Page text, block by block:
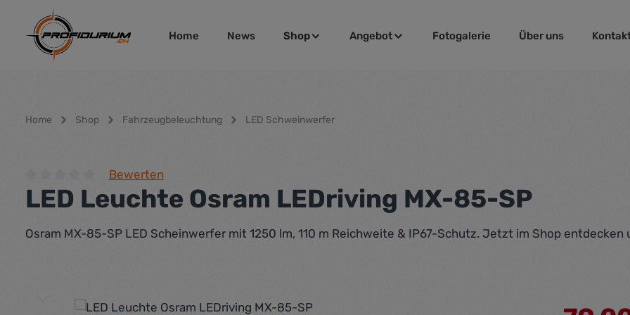
Hauptinhalt springen
Zur Hauptnavigation springen
Home News Shop Angebot Fotogalerie Über uns
Home Shop Fahrzeugbeleuchtung LED Schweinwerfer
Durchschnittliche Bewertung von 0 von 5 Sternen
Bewerten
LED Leuchte Osram LEDriving MX-85-SP
Osram MX-85-SP LED Scheinwerfer mit 1250 lm, 110 m Reichweite & IP67-Schutz. Jetzt im Shop entdecken
Bildergalerie überspringen